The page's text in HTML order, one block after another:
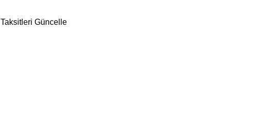
Taksitleri Güncelle